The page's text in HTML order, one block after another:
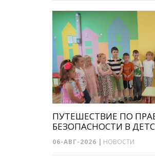
ПУТЕШЕСТВИЕ ПО
БЕЗОПАСНОСТИ В
06-АВГ-2026 НОВОСТИ